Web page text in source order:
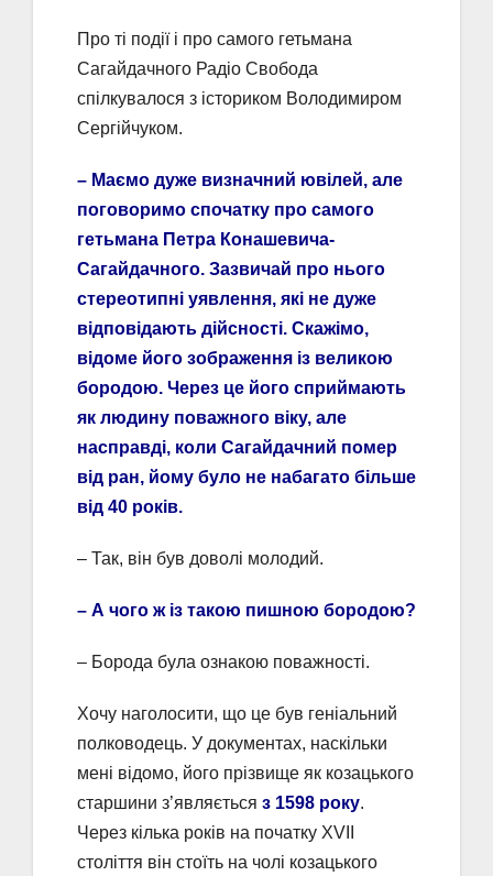
Про ті події і про самого гетьмана
Сагайдачного Радіо Свобода
спілкувалося з істориком Володимиром
Сергійчуком.
– Маємо дуже визначний ювілей, але
поговоримо спочатку про самого
гетьмана Петра Конашевича-
Сагайдачного. Зазвичай про нього
стереотипні уявлення, які не дуже
відповідають дійсності. Скажімо,
відоме його зображення із великою
бородою. Через це його сприймають
як людину поважного віку, але
насправді, коли Сагайдачний помер
від ран, йому було не набагато більше
від 40 років.
– Так, він був доволі молодий.
– А чого ж із такою пишною бородою?
​– Борода була ознакою поважності.​
Хочу наголосити, що це був геніальний
полководець. У документах, наскільки
мені відомо, його прізвище як козацького
старшини з’являється з 1598 року.
Через кілька років на початку XVII
століття він стоїть на чолі козацького